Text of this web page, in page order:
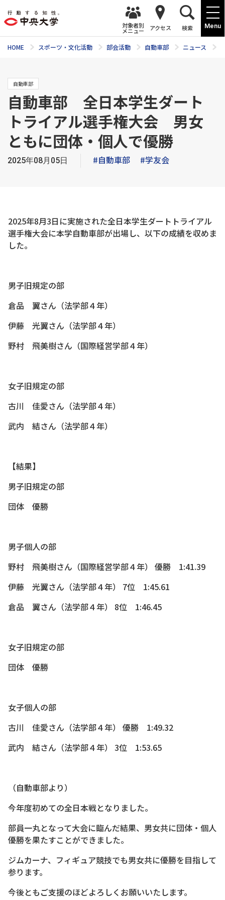
Menu
対象者別
メニュー アクセス 検索
HOME スポーツ・文化活動 部会活動 自動車部 ニュース
自動車部
自動車部 全日本学生ダート
トライアル選手権大会 男女
ともに団体・個人で優勝
2025年08月05日 #自動車部 #学友会
2025年8月3日に実施された全日本学生ダートトライアル
選手権大会に本学自動車部が出場し、以下の成績を収めま
した。
男子旧規定の部
倉品 翼さん（法学部４年）
伊藤 光翼さん（法学部４年）
野村 飛美樹さん（国際経営学部４年）
女子旧規定の部
古川 佳愛さん（法学部４年）
武内 結さん（法学部４年）
【結果】
男子旧規定の部
団体 優勝
男子個人の部
野村 飛美樹さん（国際経営学部４年） 優勝 1:41.39
伊藤 光翼さん（法学部４年） 7位 1:45.61
倉品 翼さん（法学部４年） 8位 1:46.45
女子旧規定の部
団体 優勝
女子個人の部
古川 佳愛さん（法学部４年） 優勝 1:49.32
武内 結さん（法学部４年） 3位 1:53.65
（自動車部より）
今年度初めての全日本戦となりました。
部員一丸となって大会に臨んだ結果、男女共に団体・個人
優勝を果たすことができました。
ジムカーナ、フィギュア競技でも男女共に優勝を目指して
参ります。
今後ともご支援のほどよろしくお願いいたします。